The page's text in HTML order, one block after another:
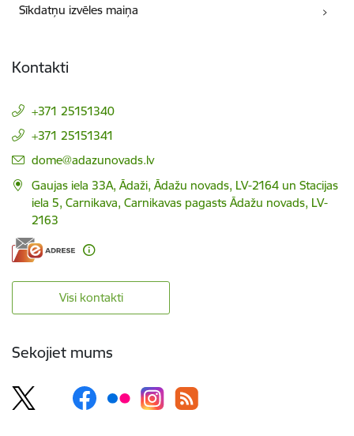
Sīkdatņu izvēles maiņa
Kontakti
+371 25151340
+371 25151341
E-pasts:
dome@adazunovads.lv
Gaujas iela 33A, Ādaži, Ādažu novads, LV-2164 un Stacijas
iela 5, Carnikava, Carnikavas pagasts Ādažu novads, LV-
2163
Visi kontakti
Sekojiet mums